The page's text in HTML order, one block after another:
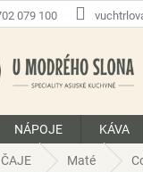
079 100
NÁPOJE KÁVA
ČAJE Maté